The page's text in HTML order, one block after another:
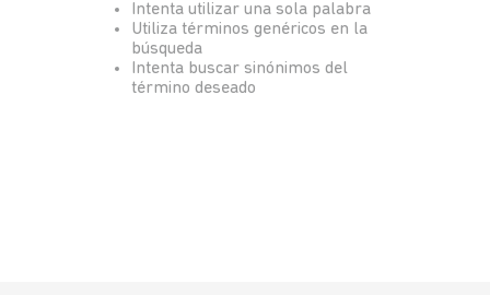
Intenta utilizar una sola palabra
Utiliza términos genéricos en la
búsqueda
Intenta buscar sinónimos del
término deseado